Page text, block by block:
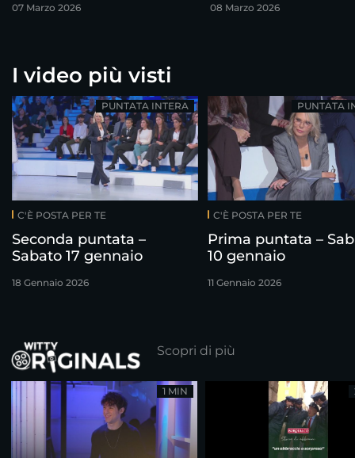
07 Marzo 2026 08 Marzo 2026
I video più visti
C'È POSTA PER TE
Seconda puntata –
Sabato 17 gennaio
18 Gennaio 2026
PUNTATA INTERA
C'È POSTA PER TE
Prima puntata –
10 gennaio
11 Gennaio 2026
PUNTATA
Scopri di più
1 MIN